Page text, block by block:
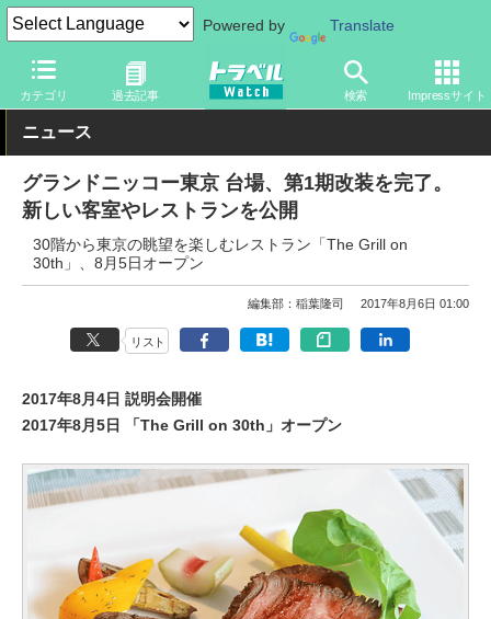
Powered by Translate
カテゴリ 過去記事 検索 Impressサイト
トラベル Watch 地域 国内旅行 東京
ニュース
グランドニッコー東京 台場、第1期改装を完了。
新しい客室やレストランを公開
30階から東京の眺望を楽しむレストラン「The Grill on
30th」、8月5日オープン
編集部：稲葉隆司 2017年8月6日 01:00
リスト
2017年8月4日 説明会開催
2017年8月5日 「The Grill on 30th」オープン